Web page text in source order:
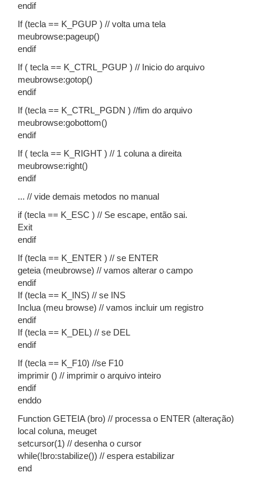
endif
If (tecla == K_PGUP ) // volta uma tela
meubrowse:pageup()
endif
If ( tecla == K_CTRL_PGUP ) // Inicio do arquivo
meubrowse:gotop()
endif
If (tecla == K_CTRL_PGDN ) //fim do arquivo
meubrowse:gobottom()
endif
If ( tecla == K_RIGHT ) // 1 coluna a direita
meubrowse:right()
endif
... // vide demais metodos no manual
if (tecla == K_ESC ) // Se escape, então sai.
Exit
endif
If (tecla == K_ENTER ) // se ENTER
geteia (meubrowse) // vamos alterar o campo
endif
If (tecla == K_INS) // se INS
Inclua (meu browse) // vamos incluir um registro
endif
If (tecla == K_DEL) // se DEL
endif
If (tecla == K_F10) //se F10
imprimir () // imprimir o arquivo inteiro
endif
enddo
Function GETEIA (bro) // processa o ENTER (alteração)
local coluna, meuget
setcursor(1) // desenha o cursor
while(!bro:stabilize()) // espera estabilizar
end